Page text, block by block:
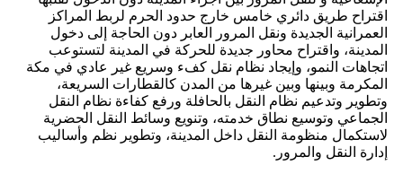
اقتراح طريق دائري خامس خارج حدود الحرم لربط المراكز
العمرانية الجديدة ونقل المرور العابر دون الحاجة إلى دخول
المدينة، واقتراح محاور جديدة للحركة في المدينة لتستوعب
اتجاهات النمو، وإيجاد نظام نقل كفء وسريع غير عادي في مكة
المكرمة وبينها وبين غيرها من المدن كالقطارات السريعة،
وتطوير وتدعيم نظام النقل بالحافلة ورفع كفاءة نظام النقل
الجماعي وتوسيع نطاق خدمته، وتنويع وسائط النقل الحضرية
لاستكمال منظومة النقل داخل المدينة، وتطوير نظم وأساليب
إدارة النقل والمرور.